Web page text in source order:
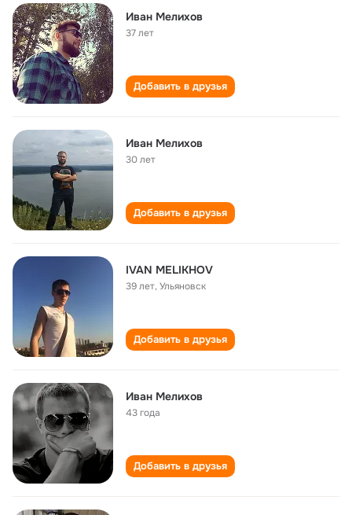
Иван Мелихов
37 лет
Добавить в друзья
Иван Мелихов
30 лет
Добавить в друзья
IVAN MELIKHOV
39 лет,Ульяновск
Добавить в друзья
Иван Мелихов
43 года
Добавить в друзья